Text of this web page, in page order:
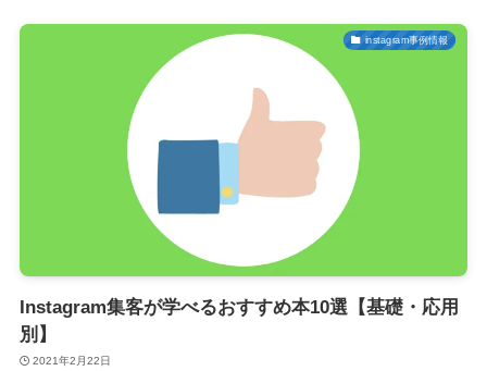
instagram事例情報
Instagram集客が学べるおすすめ本10選【基礎・応用
別】
2021年2月22日